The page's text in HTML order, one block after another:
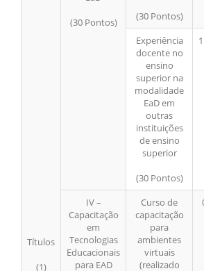
Títulos
(1)
(30 Pontos)
(30 Pontos)
Experiência
docente no
ensino
superior na
modalidade
EaD em
outras
instituições
de ensino
superior
(30 Pontos)
IV –
Capacitação
em
Tecnologias
Educacionais
para EAD
Curso de
capacitação
para
ambientes
virtuais
(realizado